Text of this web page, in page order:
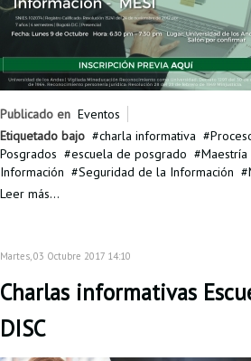
Publicado en Eventos
Etiquetado bajo
charla informativa
Posgrados
escuela de posgrado
Información
Seguridad de la Información
Leer más...
Martes, 03 Octubre 2017 14:10
Charlas informativas
DISC